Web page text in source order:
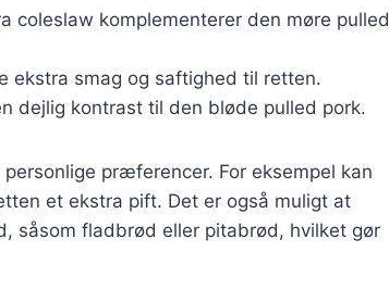
coleslaw komplementerer den møre pulled
ekstra smag og saftighed til retten.
dejlig kontrast til den bløde pulled pork.
præferencer. For eksempel kan
et ekstra pift. Det er også muligt at
såsom fladbrød eller pitabrød, hvilket gør